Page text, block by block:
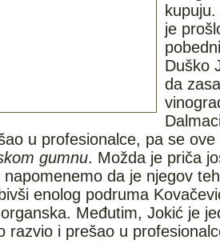
je
Duško
da
u profesionalce, pa se ove
gumnu. Možda je priča
da je njegov
enolog podruma
Međutim, Jokić je
razvio i prešao u